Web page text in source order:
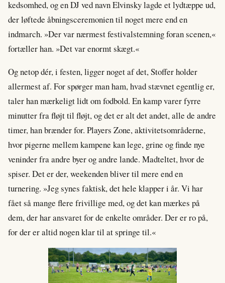
kedsomhed, og en DJ ved navn Elvinsky lagde et lydtæppe ud,
der løftede åbningsceremonien til noget mere end en
indmarch. »Der var nærmest festivalstemning foran scenen,«
fortæller han. »Det var enormt skægt.«
Og netop dér, i festen, ligger noget af det, Stoffer holder
allermest af. For spørger man ham, hvad stævnet egentlig er,
taler han mærkeligt lidt om fodbold. En kamp varer fyrre
minutter fra fløjt til fløjt, og det er alt det andet, alle de andre
timer, han brænder for. Players Zone, aktivitetsområderne,
hvor pigerne mellem kampene kan lege, grine og finde nye
veninder fra andre byer og andre lande. Madteltet, hvor de
spiser. Det er der, weekenden bliver til mere end en
turnering. »Jeg synes faktisk, det hele klapper i år. Vi har
fået så mange flere frivillige med, og det kan mærkes på
dem, der har ansvaret for de enkelte områder. Der er ro på,
for der er altid nogen klar til at springe til.«